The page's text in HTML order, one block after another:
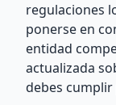
regulaciones
ponerse en
entidad
actualizada
debes